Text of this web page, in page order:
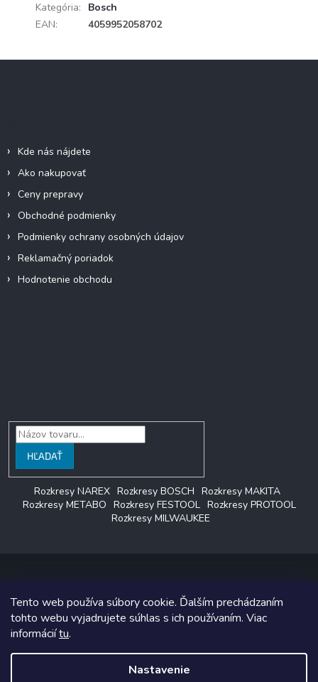
Tento web používa súbory cookie. Ďalším prechádzaním
tohto webu vyjadrujete súhlas s ich používaním. Viac
informáciítu.
Nastavenie
Kategória:
Bosch
EAN: 4059952058702
Kde nás nájdete
Ako nakupovať
Ceny prepravy
Obchodné podmienky
Podmienky ochrany osobných údajov
Reklamačný poriadok
Hodnotenie obchodu
HĽADAŤ
Rozkresy NAREX Rozkresy BOSCH Rozkresy MAKITA
Rozkresy METABO Rozkresy FESTOOL Rozkresy PROTOOL
Rozkresy MILWAUKEE
Copyright 2026LAGON SERVIS. Všetky práva vyhradené.
Grafický návrh vytvoril a na Shoptet implementoval
Shoptetak.cz.